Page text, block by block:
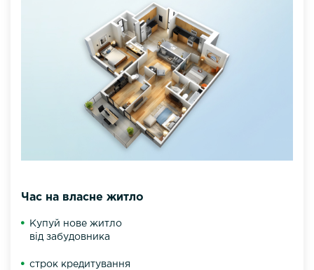
Час на власне житло
Купуй нове житло
від забудовника
строк кредитування